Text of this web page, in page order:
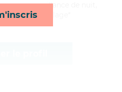
surveillance de nuit,
toilette/habillage*